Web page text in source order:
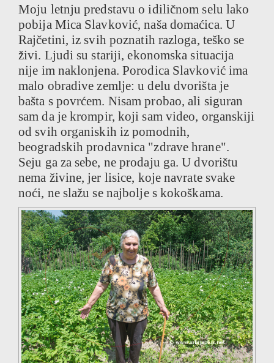
Moju letnju predstavu o idiličnom selu lako
pobija Mica Slavković, naša domaćica. U
Rajčetini, iz svih poznatih razloga, teško se
živi. Ljudi su stariji, ekonomska situacija
nije im naklonjena. Porodica Slavković ima
malo obradive zemlje: u delu dvorišta je
bašta s povrćem. Nisam probao, ali siguran
sam da je krompir, koji sam video, organskiji
od svih organiskih iz pomodnih,
beogradskih prodavnica "zdrave hrane".
Seju ga za sebe, ne prodaju ga. U dvorištu
nema živine, jer lisice, koje navrate svake
noći, ne slažu se najbolje s kokoškama.